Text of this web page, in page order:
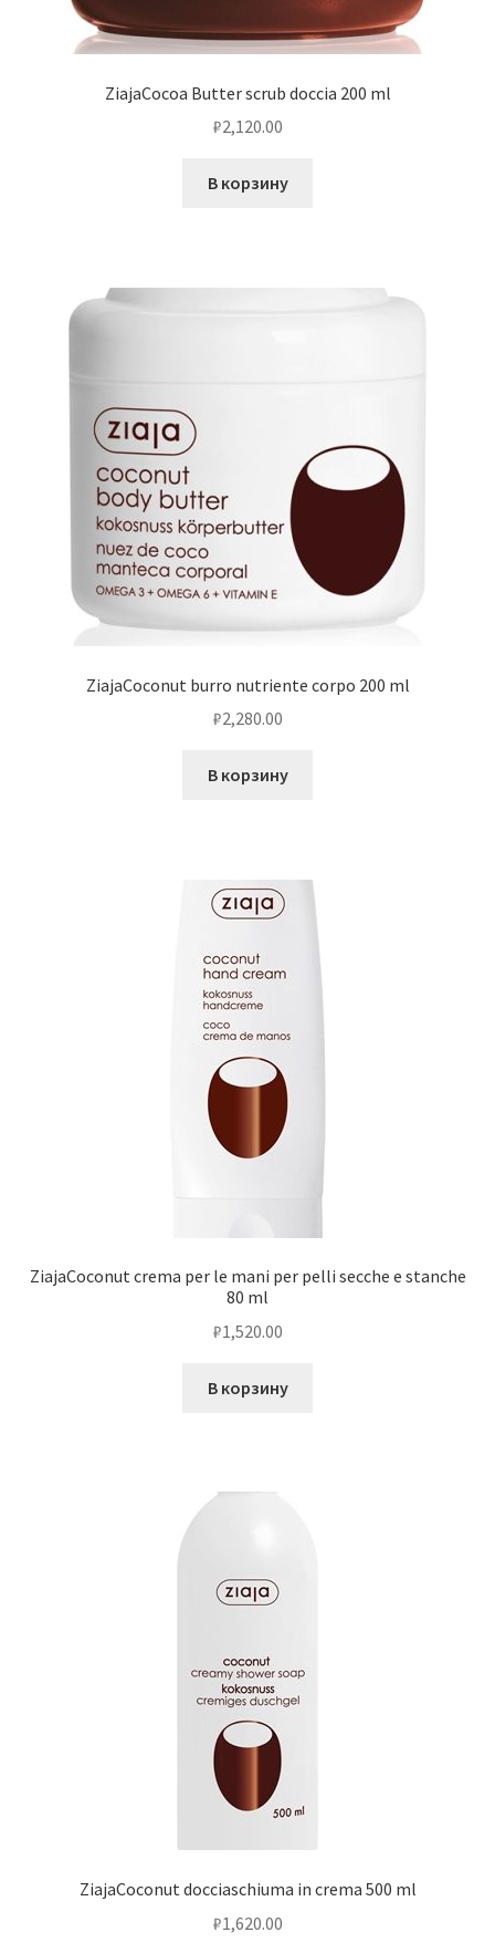
ZiajaCocoa Butter scrub doccia 200 ml
₽2,120.00
В корзину
ZiajaCoconut burro nutriente corpo 200 ml
₽2,280.00
В корзину
ZiajaCoconut crema per le mani per pelli secche e stanche
80 ml
₽1,520.00
В корзину
ZiajaCoconut docciaschiuma in crema 500 ml
₽1,620.00